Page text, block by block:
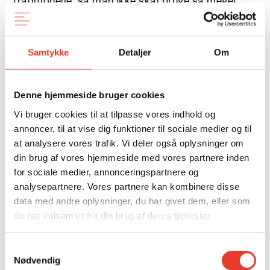
Samtykke Detaljer Om
Denne hjemmeside bruger cookies
Vi bruger cookies til at tilpasse vores indhold og
annoncer, til at vise dig funktioner til sociale medier og til
at analysere vores trafik. Vi deler også oplysninger om
din brug af vores hjemmeside med vores partnere inden
for sociale medier, annonceringspartnere og
analysepartnere. Vores partnere kan kombinere disse
data med andre oplysninger, du har givet dem, eller som
de har indsamlet fra din brug af deres tjenester.
Nødvendig
mørtel, som vi gør i dag,« siger han.
Håbet for projektet er at udvikle mursten, som
skal bruge langt mindre CO2i
erstattet med glasfibre.
Når almindelige mursten fremstilles, bliver de
brændt ved over 1.050 graders varme. Netop
forbrændingen er en stor klimabelastning.
Den lavere temperatur ved forbrændingen
mindsker udledningen af CO , fordi teglværket